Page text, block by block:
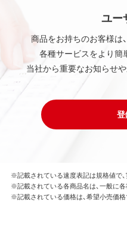
ユー
商品をお持ちのお客様は
各種サービスをより簡
当社から重要なお知らせ
※記載されている速度表記は規格値で
※記載されている各商品名は、一般に
※記載されている価格は、希望小売価格